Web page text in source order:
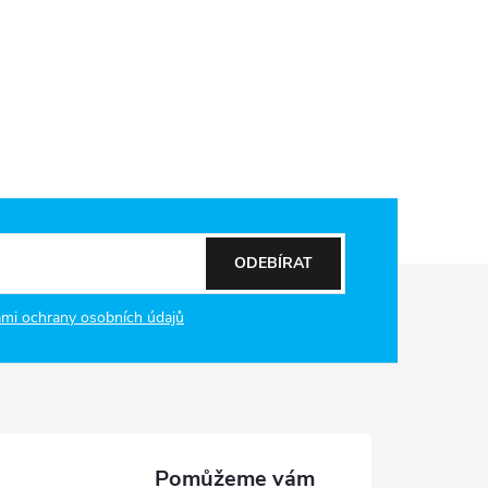
ochrany osobních údajů
ODEBÍRAT